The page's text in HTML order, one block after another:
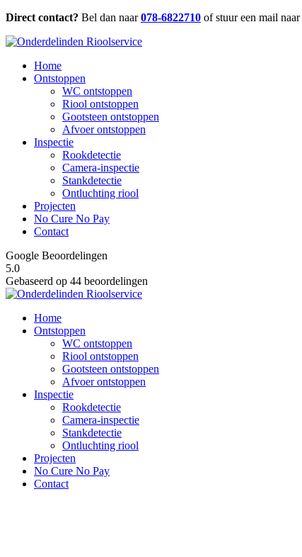
Direct contact? Bel dan naar078-6822710 of stuur een mail naar
Home
Ontstoppen
WC ontstoppen
Riool ontstoppen
Gootsteen ontstoppen
Afvoer ontstoppen
Inspectie
Rookdetectie
Camera-inspectie
Stankdetectie
Ontluchting riool
Projecten
No Cure No Pay
Contact
Google Beoordelingen
5.0
Gebaseerd op 44 beoordelingen
Home
Ontstoppen
WC ontstoppen
Riool ontstoppen
Gootsteen ontstoppen
Afvoer ontstoppen
Inspectie
Rookdetectie
Camera-inspectie
Stankdetectie
Ontluchting riool
Projecten
No Cure No Pay
Contact